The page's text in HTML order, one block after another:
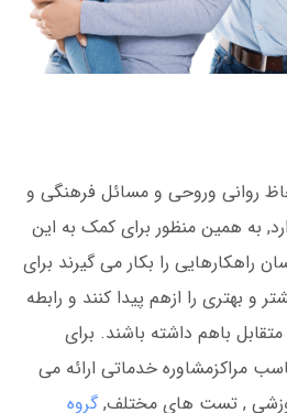
روانی وروحی و مسائل فرهنگی و
به همین منظور برای کمک به این
راهکارهایی را بکار می گیرند برای
و بهتری را ازهم پیدا کنند و رابطه
باهم داشته باشند. برای
مراکزمشاوره خدماتی ارائه می
, تست های مختلف,گروه